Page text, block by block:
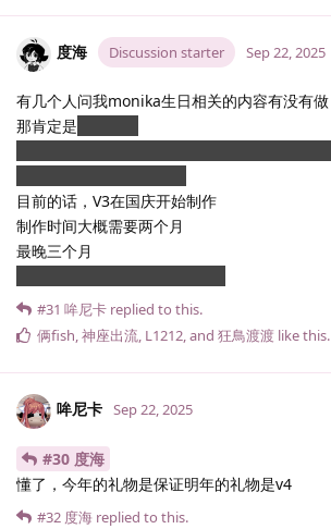
度海 Discussion starter Sep 22, 2025
有几个人问我monika生日相关的内容有没有做
那肯定是
目前的话，V3在国庆开始制作
制作时间大概需要两个月
最晚三个月
#31 哞尼卡 replied to this.
俩fish,神座出流, L1212, and 狂鳥渡渡 like this.
哞尼卡 Sep 22, 2025
#30 度海
懂了，今年的礼物是保证明年的礼物是v4
#32 度海 replied to this.